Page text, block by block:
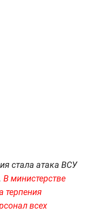
стала атака ВСУ
В министерстве
терпения
всех